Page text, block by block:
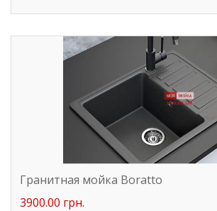
Гранитная мойка Boratto
3900.00 грн.